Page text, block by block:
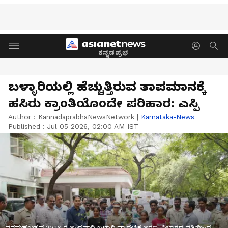
ಕನ್ನಡಪ್ರಭ
ಬಳ್ಳಾರಿಯಲ್ಲಿ ಹೆಚ್ಚುತ್ತಿರುವ ತಾಪಮಾನಕ್ಕೆ
ಹಸಿರು ಕ್ರಾಂತಿಯೊಂದೇ ಪರಿಹಾರ: ಎಸ್ಪಿ
Author : KannadaprabhaNewsNetwork | Karnataka-News
Published : Jul 05 2026, 02:00 AM IST